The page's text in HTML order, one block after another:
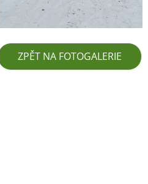
ZPĚT NA FOTOGALERIE